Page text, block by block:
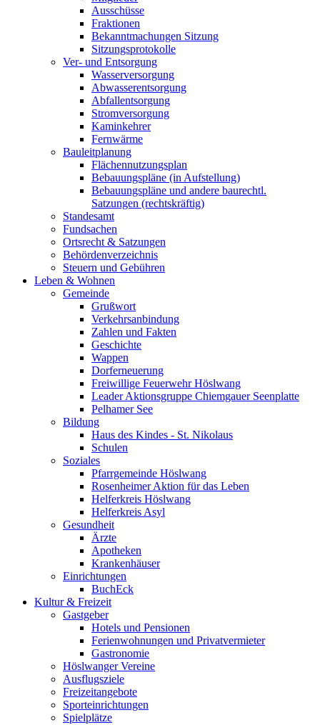
Ausschüsse
Fraktionen
Bekanntmachungen Sitzung
Sitzungsprotokolle
Ver- und Entsorgung
Wasserversorgung
Abwasserentsorgung
Abfallentsorgung
Stromversorgung
Kaminkehrer
Fernwärme
Bauleitplanung
Flächennutzungsplan
Bebauungspläne (in Aufstellung)
Bebauungspläne und andere baurechtl.
Satzungen (rechtskräftig)
Standesamt
Fundsachen
Ortsrecht & Satzungen
Behördenverzeichnis
Steuern und Gebühren
Leben & Wohnen
Gemeinde
Grußwort
Verkehrsanbindung
Zahlen und Fakten
Geschichte
Wappen
Dorferneuerung
Freiwillige Feuerwehr Höslwang
Leader Aktionsgruppe Chiemgauer Seenplatte
Pelhamer See
Bildung
Haus des Kindes - St. Nikolaus
Schulen
Soziales
Pfarrgemeinde Höslwang
Rosenheimer Aktion für das Leben
Helferkreis Höslwang
Helferkreis Asyl
Gesundheit
Ärzte
Apotheken
Krankenhäuser
Einrichtungen
BuchEck
Kultur & Freizeit
Gastgeber
Hotels und Pensionen
Ferienwohnungen und Privatvermieter
Gastronomie
Höslwanger Vereine
Ausflugsziele
Freizeitangebote
Sporteinrichtungen
Spielplätze